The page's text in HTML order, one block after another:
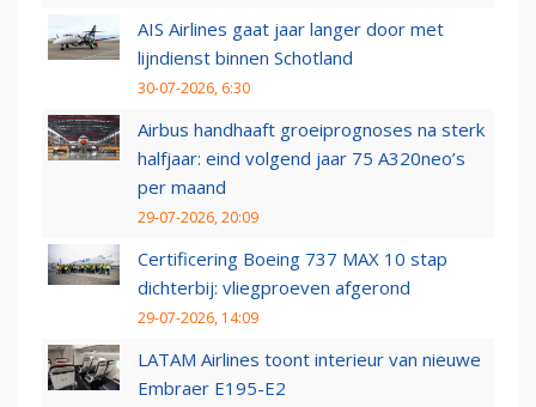
AIS Airlines gaat jaar langer door met
lijndienst binnen Schotland
30-07-2026, 6:30
Airbus handhaaft groeiprognoses na sterk
halfjaar: eind volgend jaar 75 A320neo’s
per maand
29-07-2026, 20:09
Certificering Boeing 737 MAX 10 stap
dichterbij: vliegproeven afgerond
29-07-2026, 14:09
LATAM Airlines toont interieur van nieuwe
Embraer E195-E2